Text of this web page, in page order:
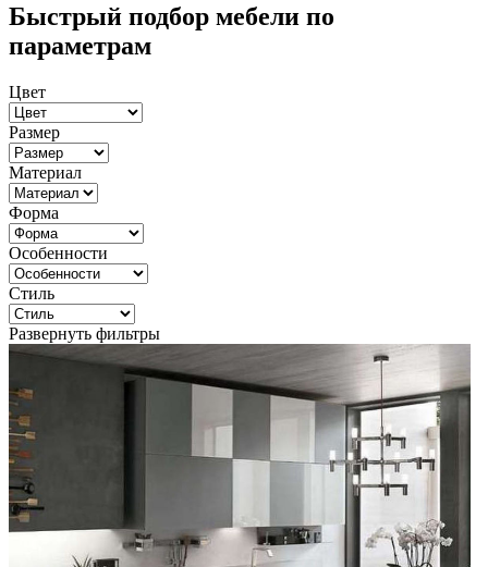
Быстрый подбор мебели по
параметрам
Цвет
Размер
Материал
Форма
Особенности
Стиль
Развернуть фильтры